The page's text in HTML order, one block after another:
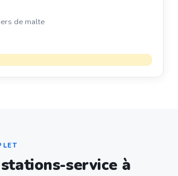
de malte
service à